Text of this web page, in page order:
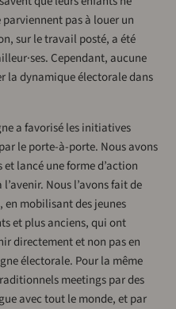
pas à louer un
sur le travail posté, a été
Cependant, aucune
la dynamique électorale dans
a favorisé les initiatives
le porte-à-porte. Nous avons
lancé une forme d’action
Nous l’avons fait de
en mobilisant des jeunes
et plus anciens, qui ont
directement et non pas en
électorale. Pour la même
meetings par des
avec tout le monde, et par